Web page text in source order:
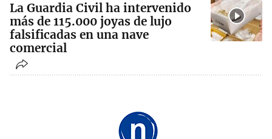
La Guardia Civil ha intervenido
más de 115.000 joyas de lujo
falsificadas en una nave
comercial